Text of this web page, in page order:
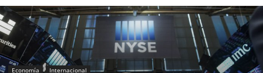
Economía Internacional